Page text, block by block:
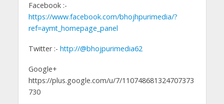
Facebook :-
https://www.facebook.com/bhojhpurimedia/?
ref=aymt_homepage_panel
Twitter :- http://@bhojpurimedia62
Google+
https://plus.google.com/u/7/110748681324707373
730